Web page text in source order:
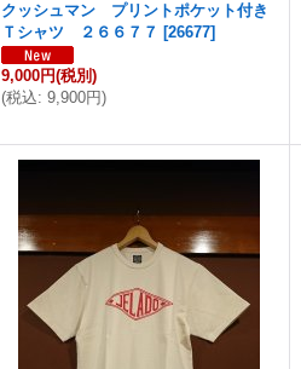
クッシュマン プリントポケット付き
Ｔシャツ ２６６７７ [26677]
9,000円(税別)
(税込: 9,900円)